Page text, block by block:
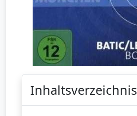
Inhaltsverzeichnis